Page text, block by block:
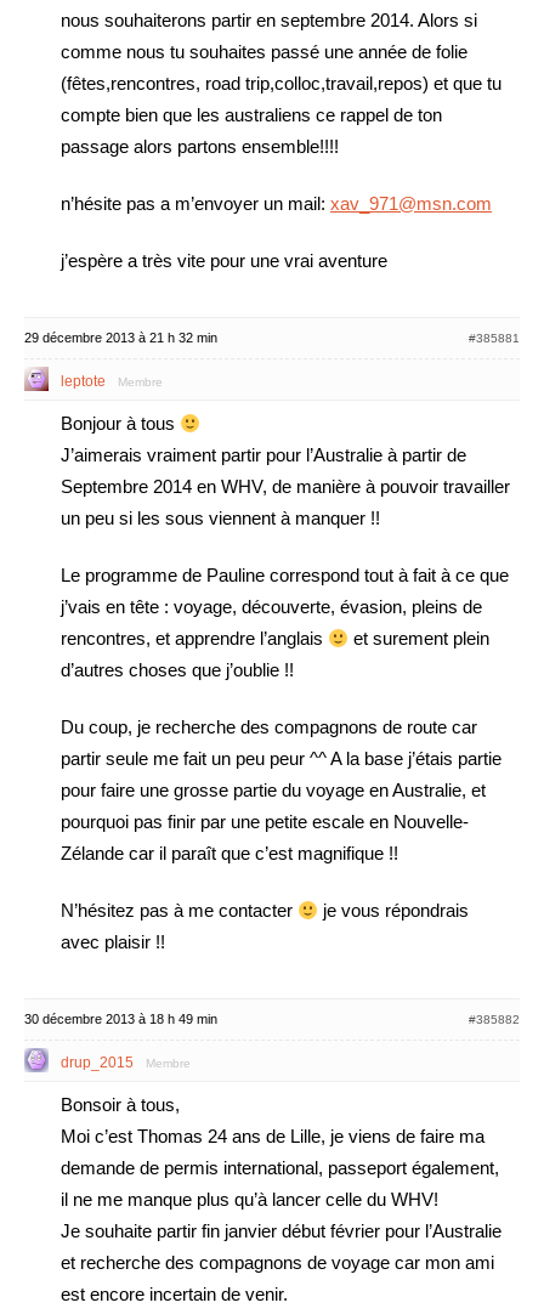
nous souhaiterons partir en septembre 2014. Alors si
comme nous tu souhaites passé une année de folie
(fêtes,rencontres, road trip,colloc,travail,repos) et que tu
compte bien que les australiens ce rappel de ton
passage alors partons ensemble!!!!
n’hésite pas a m’envoyer un mail: xav_971@msn.com
j’espère a très vite pour une vrai aventure
29 décembre 2013 à 21 h 32 min #385881
leptote Membre
Bonjour à tous
J’aimerais vraiment partir pour l’Australie à partir de
Septembre 2014 en WHV, de manière à pouvoir travailler
un peu si les sous viennent à manquer !!
Le programme de Pauline correspond tout à fait à ce que
j’vais en tête : voyage, découverte, évasion, pleins de
rencontres, et apprendre l’anglais
et surement plein
d’autres choses que j’oublie !!
Du coup, je recherche des compagnons de route car
partir seule me fait un peu peur ^^ A la base j’étais partie
pour faire une grosse partie du voyage en Australie, et
pourquoi pas finir par une petite escale en Nouvelle-
Zélande car il paraît que c’est magnifique !!
N’hésitez pas à me contacter
je vous répondrais
avec plaisir !!
30 décembre 2013 à 18 h 49 min #385882
drup_2015 Membre
Bonsoir à tous,
Moi c’est Thomas 24 ans de Lille, je viens de faire ma
demande de permis international, passeport également,
il ne me manque plus qu’à lancer celle du WHV!
Je souhaite partir fin janvier début février pour l’Australie
et recherche des compagnons de voyage car mon ami
est encore incertain de venir.